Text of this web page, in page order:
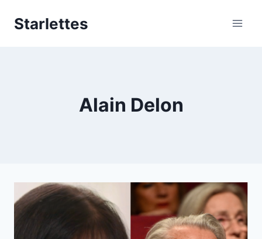
Starlettes
Alain Delon